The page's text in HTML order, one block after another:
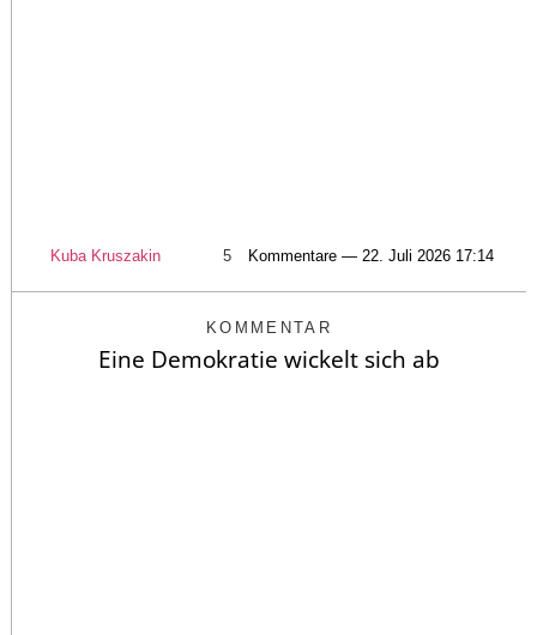
Kuba Kruszakin 5 Kommentare — 22. Juli 2026 17:14
KOMMENTAR
Eine Demokratie wickelt sich ab